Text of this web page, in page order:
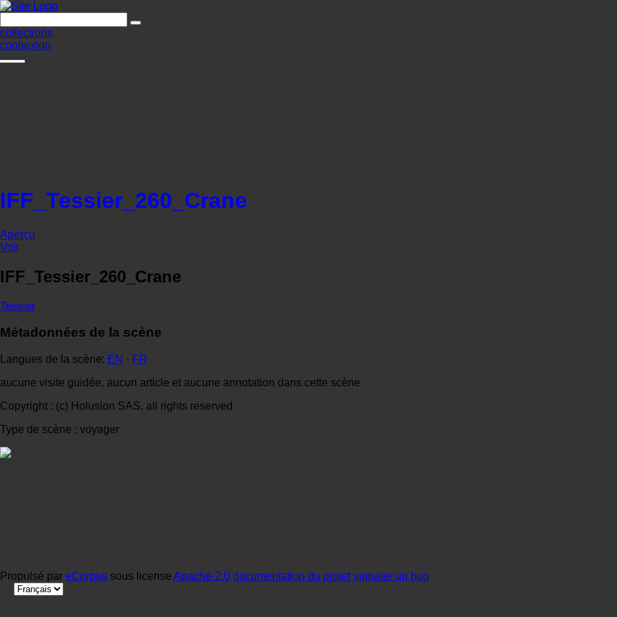
collections
connexion
IFF_Tessier_260_Crane
Aperçu
Voir
IFF_Tessier_260_Crane
Tessier
Métadonnées de la scène
Langues de la scène: EN · FR
aucune visite guidée, aucun article et aucune annotation dans cette scène
Copyright : (c) Holusion SAS, all rights reserved
Type de scène : voyager
Propulsé par eCorpus sous license Apache-2.0 documentation du projet signaler un bug